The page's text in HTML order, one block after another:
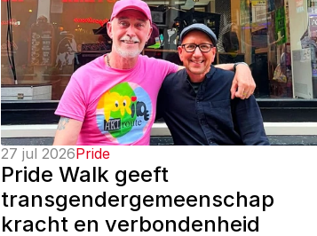
27 jul 2026Pride
Pride Walk geeft
transgendergemeenschap
kracht en verbondenheid